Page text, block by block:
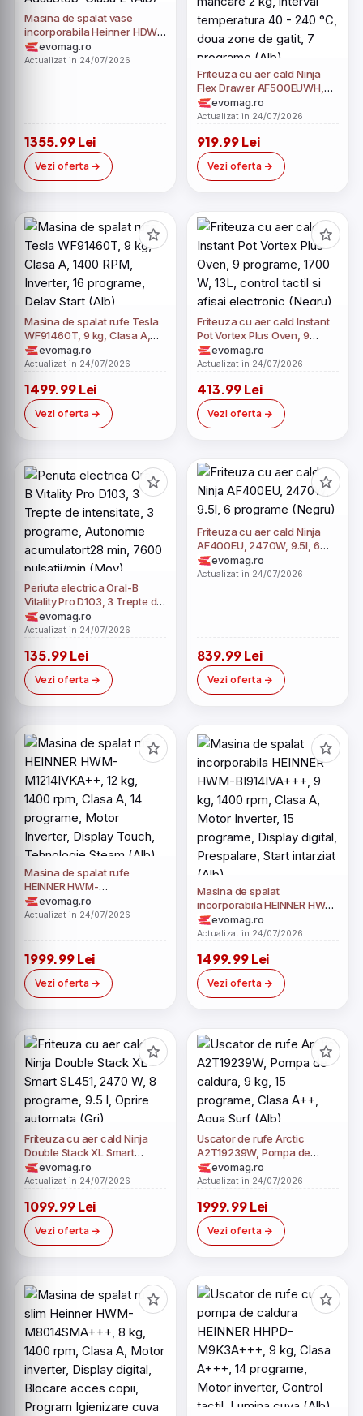
Masina de spalat vase
incorporabila Heinner HDW-
BI6005IE++, 12 Seturi, 5
Programe, AquaStop, Clasa
evomag.ro
Actualizat in 24/07/2026
1355.99 Lei
Vezi oferta
Friteuza cu aer cald Ninja
Flex Drawer AF500EUWH,
2470 W, 10.4 l, capacitate
mancare 2 kg, interval
doua zone de gatit, 7
programe (Alb)
evomag.ro
Actualizat in 24/07/2026
919.99 Lei
Vezi oferta
Masina de spalat rufe Tesla
WF91460T, 9 kg, Clasa A,
1400 RPM, Inverter, 16
programe, Delay Start (Alb)
evomag.ro
Actualizat in 24/07/2026
1499.99 Lei
Vezi oferta
Friteuza cu aer cald Instant
Pot Vortex Plus Oven, 9
programe, 1700 W, 13L,
control tactil si afisaj
evomag.ro
Actualizat in 24/07/2026
413.99 Lei
Vezi oferta
Periuta electrica Oral-B
Vitality Pro D103, 3 Trepte de
intensitate, 3 programe,
Autonomie acumulatort28
evomag.ro
Actualizat in 24/07/2026
135.99 Lei
Vezi oferta
Friteuza cu aer cald Ninja
AF400EU, 2470W, 9.5l, 6
programe (Negru)
evomag.ro
Actualizat in 24/07/2026
839.99 Lei
Vezi oferta
Masina de spalat rufe
HEINNER HWM-
M1214IVKA++, 12 kg, 1400
rpm, Clasa A, 14 programe,
(Alb)
evomag.ro
Actualizat in 24/07/2026
1999.99 Lei
Vezi oferta
Masina de spalat
incorporabila HEINNER HWM-
BI914IVA+++, 9 kg, 1400
rpm, Clasa A, Motor Inverter,
Prespalare, Start intarziat
(Alb)
evomag.ro
Actualizat in 24/07/2026
1499.99 Lei
Vezi oferta
Friteuza cu aer cald Ninja
Double Stack XL Smart
SL451, 2470 W, 8 programe,
9.5 l, Oprire automata (Gri)
evomag.ro
Actualizat in 24/07/2026
1099.99 Lei
Vezi oferta
Uscator de rufe Arctic
A2T19239W, Pompa de
caldura, 9 kg, 15 programe,
Clasa A++, Aqua Surf (Alb)
evomag.ro
Actualizat in 24/07/2026
1999.99 Lei
Vezi oferta